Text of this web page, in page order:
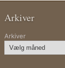
Arkiver
Arkiver